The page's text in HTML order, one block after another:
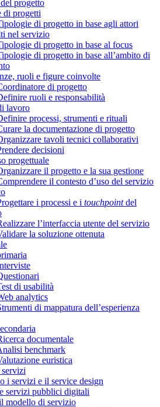
progetto
di progetti
di progetto in base agli attori
nel servizio
di progetto in base al focus
di progetto in base all’ambito di
ruoli e figure coinvolte
di progetto
ruoli e responsabilità
lavoro
processi, strumenti e rituali
la documentazione di progetto
tavoli tecnici collaborativi
decisioni
progettuale
il progetto e la sua gestione
il contesto d’uso del servizio
i processi e i touchpointdel
l’interfaccia utente del servizio
la soluzione ottenuta
di usabilità
analytics
di mappatura dell’esperienza
documentale
benchmark
euristica
i servizi e il service design
servizi pubblici digitali
modello di servizio